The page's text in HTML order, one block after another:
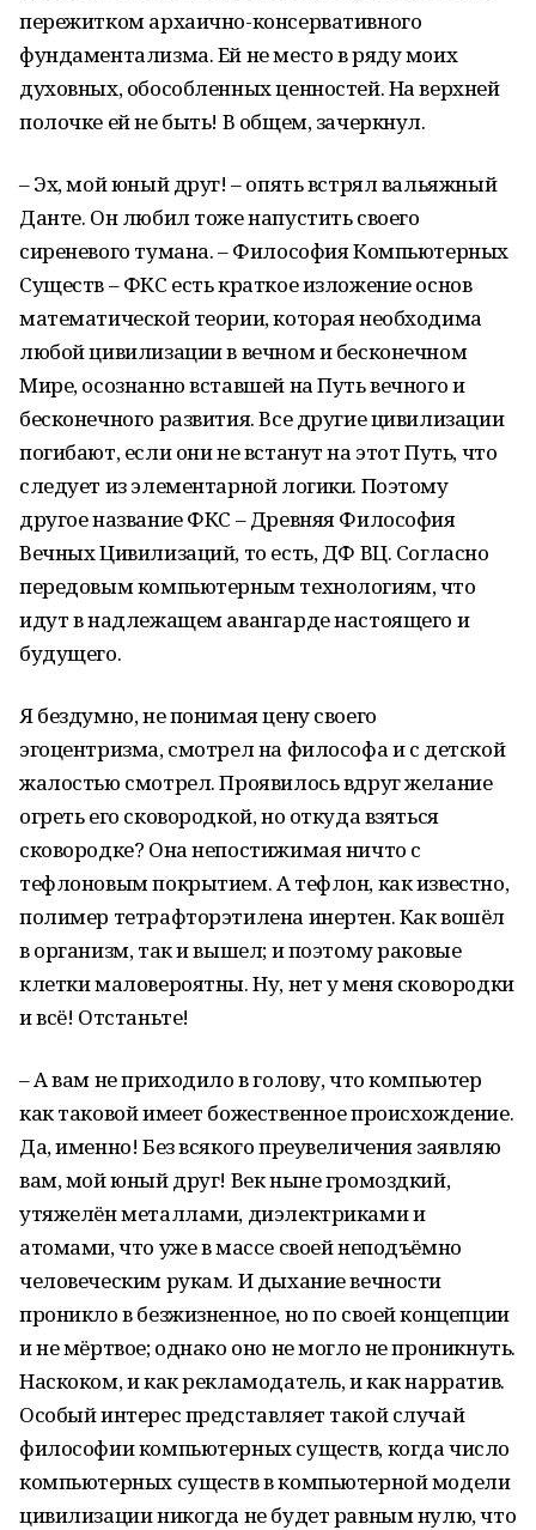
пережитком архаично-консервативного
фундаментализма. Ей не место в ряду моих
духовных, обособленных ценностей. На верхней
полочке ей не быть! В общем, зачеркнул.
– Эх, мой юный друг! – опять встрял вальяжный
Данте. Он любил тоже напустить своего
сиреневого тумана. – Философия Компьютерных
Существ – ФКС есть краткое изложение основ
математической теории, которая необходима
любой цивилизации в вечном и бесконечном
Мире, осознанно вставшей на Путь вечного и
бесконечного развития. Все другие цивилизации
погибают, если они не встанут на этот Путь, что
следует из элементарной логики. Поэтому
другое название ФКС – Древняя Философия
Вечных Цивилизаций, то есть, ДФ ВЦ. Согласно
передовым компьютерным технологиям, что
идут в надлежащем авангарде настоящего и
будущего.
Я бездумно, не понимая цену своего
эгоцентризма, смотрел на философа и с детской
жалостью смотрел. Проявилось вдруг желание
огреть его сковородкой, но откуда взяться
сковородке? Она непостижимая ничто с
тефлоновым покрытием. А тефлон, как известно,
полимер тетрафторэтилена инертен. Как вошёл
в организм, так и вышел; и поэтому раковые
клетки маловероятны. Ну, нет у меня сковородки
и всё! Отстаньте!
– А вам не приходило в голову, что компьютер
как таковой имеет божественное происхождение.
Да, именно! Без всякого преувеличения заявляю
вам, мой юный друг! Век ныне громоздкий,
утяжелён металлами, диэлектриками и
атомами, что уже в массе своей неподъёмно
человеческим рукам. И дыхание вечности
проникло в безжизненное, но по своей концепции
и не мёртвое; однако оно не могло не проникнуть.
Наскоком, и как рекламодатель, и как нарратив.
Особый интерес представляет такой случай
философии компьютерных существ, когда число
компьютерных существ в компьютерной модели
цивилизации никогда не будет равным нулю, что